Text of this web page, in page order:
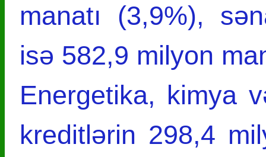
manatı (3,9%),
isə 582,9 milyon
Energetika, kimya
kreditlərin 298,4